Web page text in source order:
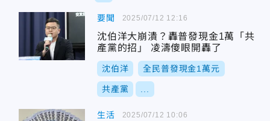
要聞
沈伯洋大崩潰？轟普發現金1萬「共
產黨的招」 凌濤傻眼開轟了
沈伯洋 全民普發現金1萬元
共產黨
2025/07/12 12:16
生活 2025/07/12 10:06